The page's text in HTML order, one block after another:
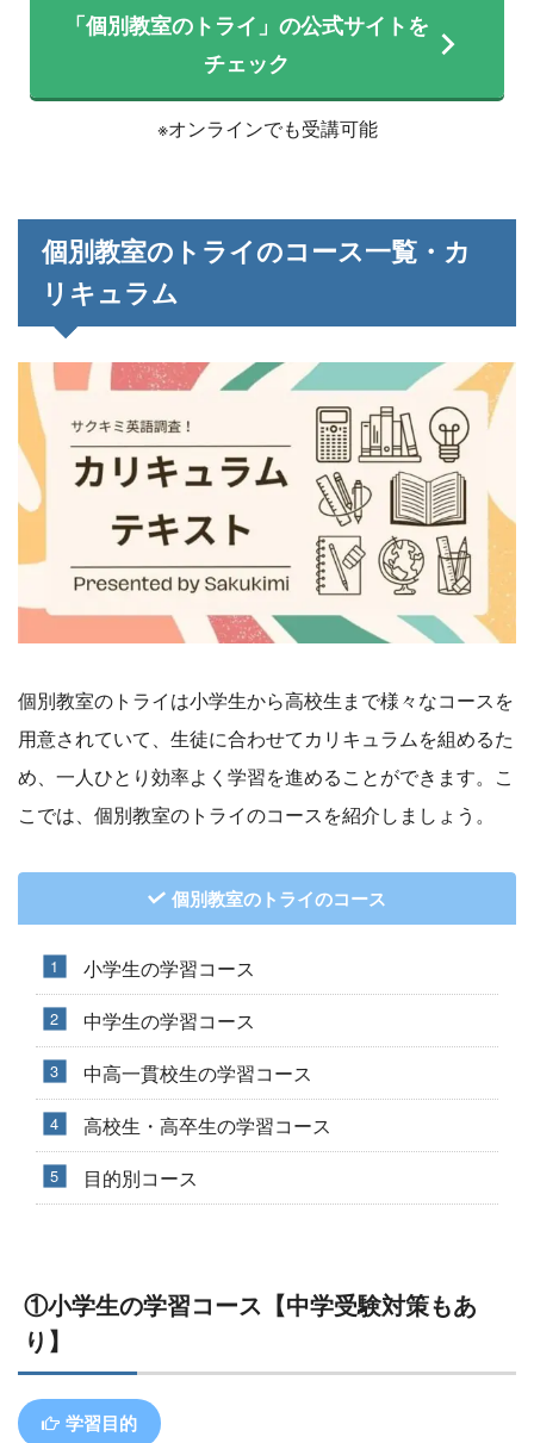
「個別教室のトライ」の公式サイトを
チェック
※オンラインでも受講可能
個別教室のトライのコース一覧・カ
リキュラム
個別教室のトライは小学生から高校生まで様々なコースを
用意されていて、生徒に合わせてカリキュラムを組めるた
め、一人ひとり効率よく学習を進めることができます。こ
こでは、個別教室のトライのコースを紹介しましょう。
個別教室のトライのコース
小学生の学習コース
中学生の学習コース
中高一貫校生の学習コース
高校生・高卒生の学習コース
目的別コース
①小学生の学習コース【中学受験対策もあ
り】
学習目的